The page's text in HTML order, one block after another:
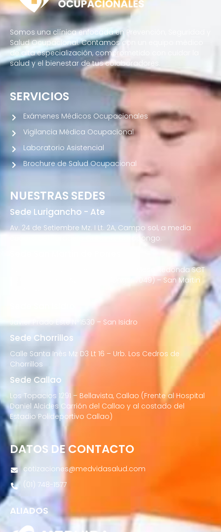
Somos una clínica enfocada en Prevención, Seguridad y
Salud Ocupacional. Contamos con un equipo médico
de alta especialización, comprometido con cuidar la
salud y el bienestar de tus colaboradores.
NUESTRAS SEDES
Sede Lurigancho - Ate
Av. 24 de Setiembre Mz. I Lt. 2A, Campo sol, a media
cuadra del Paradero Cabana, Carapongo.
Av. Francisco Bolognesi Nro. 101 Urb. Mesa Redonda SCT
02 (Esquina con Av. Gerardo Unger 7049) – San Martin
Javier Prado Este N°1530 – San Isidro
Sede Chorrillos
Calle Santa Inés Mz D3 Lt 16 – Urb. Los Cedros de
Chorrillos
Sede Callao
Los Topacios 1291 – Bellavista, Callao (Frente al Hospital
Daniel Alcides Carrión del Callao y al costado del
Estadio Polideportivo Callao)
SERVICIOS
Exámenes Médicos Ocupacionales
Vigilancia Médica Ocupacional
Laboratorio Asistencial
Brochure de Salud Ocupacional
DATOS DE CONTACTO
cotizaciones@medvidasalud.com
(01) 748-1577
ALIADOS